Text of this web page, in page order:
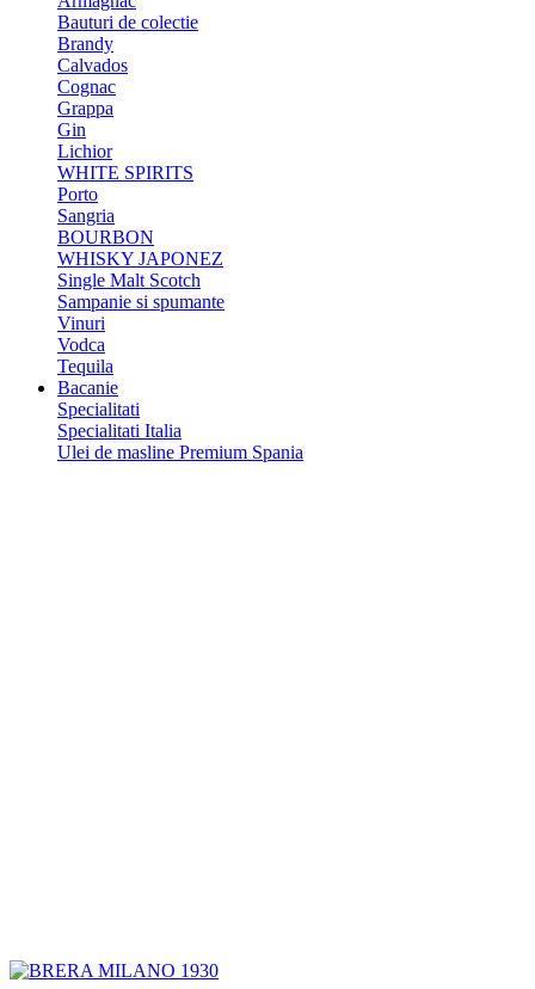
Bauturi de colectie
Brandy
Calvados
Cognac
Grappa
Gin
Lichior
WHITE SPIRITS
Porto
Sangria
BOURBON
WHISKY JAPONEZ
Single Malt Scotch
Sampanie si spumante
Vinuri
Vodca
Tequila
Bacanie
Specialitati
Specialitati Italia
Ulei de masline Premium Spania